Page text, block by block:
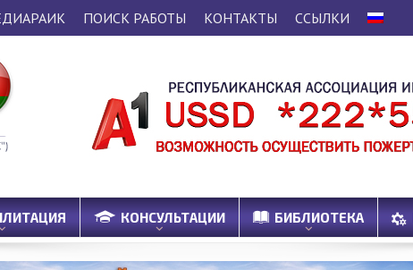
ПОИСК РАБОТЫ КОНТАКТЫ ССЫЛКИ
КОНСУЛЬТАЦИИ БИБЛИОТЕКА